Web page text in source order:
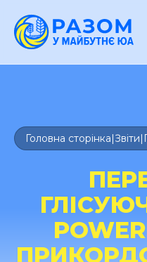
Головна сторінка|Звіти|